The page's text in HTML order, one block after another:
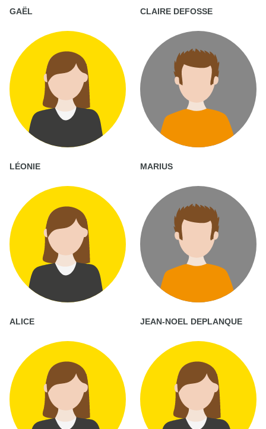
GAËL CLAIRE DEFOSSE
LÉONIE MARIUS
ALICE JEAN-NOEL DEPLANQUE